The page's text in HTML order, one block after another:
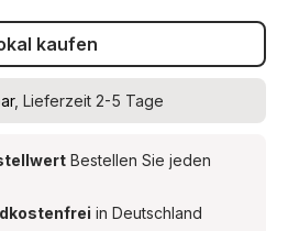
kaufen
, Lieferzeit 2-5 Tage
Bestellen Sie jeden
in Deutschland